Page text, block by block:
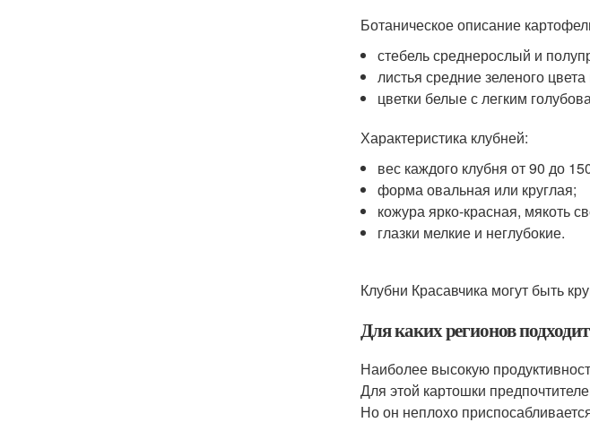
Ботаническое описание
стебель среднерослый и
листья средние зеленого
цветки белые с легким
Характеристика клубней:
вес каждого клубня от 90 до
форма овальная или круглая;
кожура ярко-красная, мякоть
глазки мелкие и неглубокие.
Клубни Красавчика могут быть
Для каких регионов подходит
Наиболее высокую
Для этой картошки
Но он неплохо